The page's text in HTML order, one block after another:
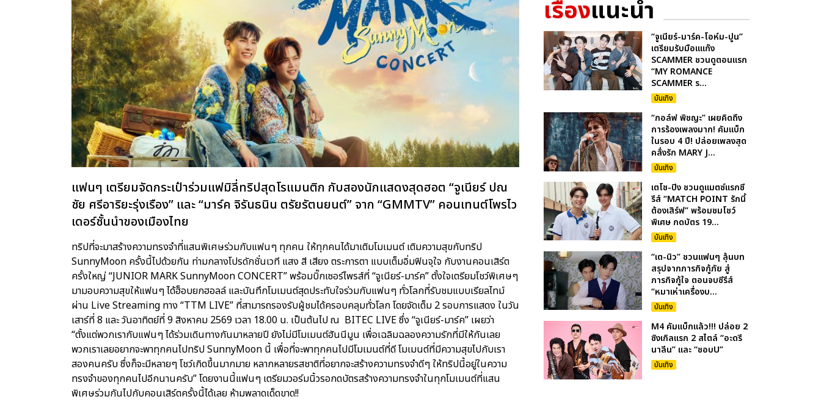
แฟนๆ เตรียมจัดกระเป๋าร่วมแฟมิลี่ทริปสุดโรแมนติก กับสองนักแสดงสุดฮอต “จูเนียร์ ปณ
ชัย ศรีอาริยะรุ่งเรือง” และ “มาร์ค จิรันธนิน ตรัยรัตนยนต์” จาก “GMMTV” คอนเทนต์โพรไว
เดอร์ชั้นนำของเมืองไทย
ทริปที่จะมาสร้างความทรงจำที่แสนพิเศษร่วมกับแฟนๆ ทุกคน ให้ทุกคนได้มาเติมโมเมนต์ เติมความสุขกับทริป
SunnyMoon ครั้งนี้ไปด้วยกัน ท่ามกลางโปรดักชั่นเวที แสง สี เสียง ตระการตา แบบเต็มอิ่มฟินจุใจ กับงานคอนเสิร์ต
ครั้งใหญ่ “JUNIOR MARK SunnyMoon CONCERT” พร้อมบิ๊กเซอร์ไพรส์ที่ “จูเนียร์-มาร์ค” ตั้งใจเตรียมโชว์พิเศษๆ
มามอบความสุขให้แฟนๆ ได้ฮ็อบยกฮอลล์ และบันทึกโมเมนต์สุดประทับใจร่วมกับแฟนๆ ทั่วโลกที่รับชมแบบเรียลไทม์
ผ่าน Live Streaming ทาง “TTM LIVE” ที่สามารถรองรับผู้ชมได้ครอบคลุมทั่วโลก โดยจัดเต็ม 2 รอบการแสดง ในวัน
เสาร์ที่ 8 และ วันอาทิตย์ที่ 9 สิงหาคม 2569 เวลา 18.00 น. เป็นต้นไป ณ BITEC LIVE ซึ่ง “จูเนียร์-มาร์ค” เผยว่า
“ตั้งแต่พวกเรากับแฟนๆ ได้ร่วมเดินทางกันมาหลายปี ยังไม่มีโมเมนต์ฮันนีมูน เพื่อเฉลิมฉลองความรักที่มีให้กันเลย
พวกเราเลยอยากจะพาทุกคนไปทริป SunnyMoon นี้ เพื่อที่จะพาทุกคนไปมีโมเมนต์ที่ดี โมเมนต์ที่มีความสุขไปกับเรา
สองคนครับ ซึ่งก็จะมีหลายๆ โชว์เกิดขึ้นมากมาย หลากหลายรสชาติที่อยากจะสร้างความทรงจำดีๆ ให้ทริปนี้อยู่ในความ
ทรงจำของทุกคนไปอีกนานครับ” โดยงานนี้แฟนๆ เตรียมวอร์มนิ้วรอกดบัตรสร้างความทรงจำในทุกโมเมนต์ที่แสน
พิเศษร่วมกันไปกับคอนเสิร์ตครั้งนี้ได้เลย ห้ามพลาดเด็ดขาด!!
เรื่องแนะนำ
“จูเนียร์-มาร์ค-โอห์ม-ปูน”
เตรียมรับมือแแก๊ง
SCAMMER ชวนดูตอนแรก
“MY ROMANCE
SCAMMER ร...
บันเทิง
“กอล์ฟ พิชญะ” เผยคิดถึง
การร้องเพลงมาก! คัมแบ็ก
ในรอบ 4 ปี! ปล่อยเพลงสุด
คลั่งรัก MARY J...
บันเทิง
เตโช-ปิง ชวนดูแมตซ์แรกซี
รีส์ “MATCH POINT รักนี้
ต้องเสิร์ฟ” พร้อมชมโชว์
พิเศษ กดบัตร 19...
บันเทิง
“เต-นิว” ชวนแฟนๆ ลุ้นบท
สรุปจากภารกิจกู้ภัย สู่
ภารกิจกู้ใจ ตอนจบซีรีส์
“หมาเห่าเครื่องบ...
บันเทิง
M4 คัมแบ็กแล้ว!!! ปล่อย 2
ซิงเกิลแรก 2 สไตล์ “อะดรี
นาลีน” และ “ชอบU”
บันเทิง